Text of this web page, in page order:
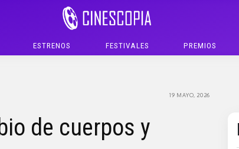
ESTRENOS FESTIVALES PREMIOS
19 MAYO, 2026
de cuerpos y